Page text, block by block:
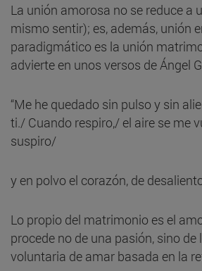
La unión amorosa no se reduce a
mismo sentir); es, además, unión
paradigmático es la unión
advierte en unos versos de Ángel
“Me he quedado sin pulso y sin
ti./ Cuando respiro,/ el aire se me
suspiro/
y en polvo el corazón, de
Lo propio del matrimonio es el
procede no de una pasión, sino de
voluntaria de amar basada en la